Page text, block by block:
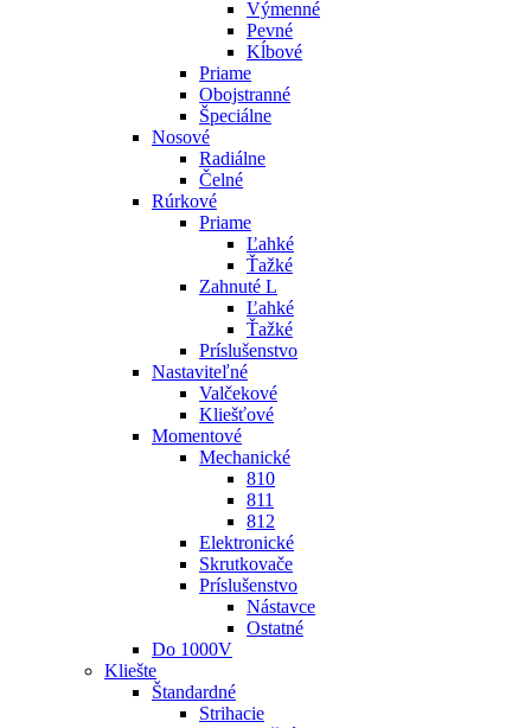
Výmenné
Pevné
Kĺbové
Priame
Obojstranné
Špeciálne
Nosové
Radiálne
Čelné
Rúrkové
Priame
Ľahké
Ťažké
Zahnuté L
Ľahké
Ťažké
Príslušenstvo
Nastaviteľné
Valčekové
Kliešťové
Momentové
Mechanické
810
811
812
Elektronické
Skrutkovače
Príslušenstvo
Nástavce
Ostatné
Do 1000V
Kliešte
Štandardné
Strihacie